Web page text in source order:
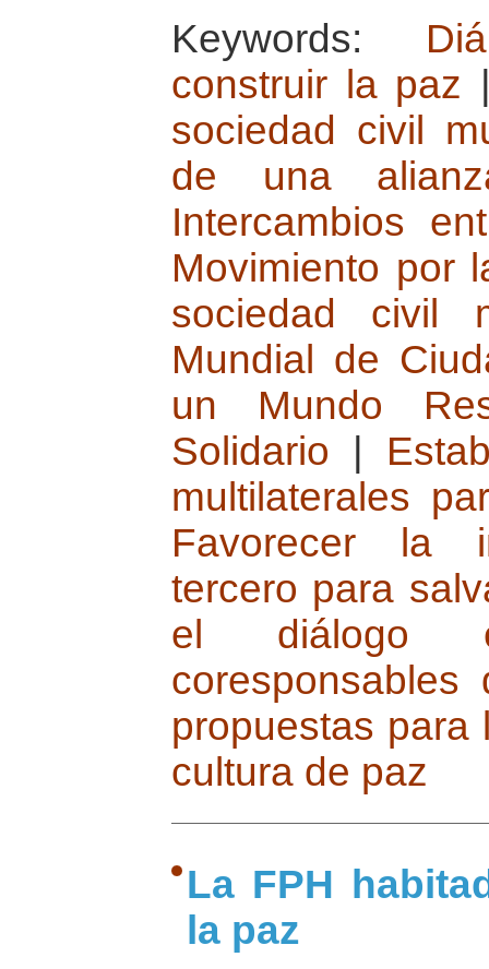
Keywords:
construir la paz
sociedad civil
de una
Intercambios
Movimiento por
sociedad civil
Mundial de
un Mundo
Solidario
multilaterales
Favorecer la
tercero para
el diálogo
propuestas para
cultura de paz
La FPH
la paz